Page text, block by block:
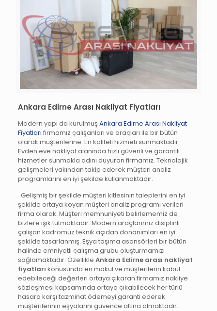
Ankara Edirne Arası Nakliyat Fiyatları
Modern yapı da kurulmuş Ankara Edirne Arası Nakliyat
Fiyatları firmamız çalışanları ve araçları ile bir bütün
olarak müşterilerine. En kaliteli hizmeti sunmaktadır.
Evden eve nakliyat alanında hızlı güvenli ve garantili
hizmetler sunmakla adını duyuran firmamız. Teknolojik
gelişmeleri yakından takip ederek müşteri analiz
programlarını en iyi şekilde kullanmaktadır.
Gelişmiş bir şekilde müşteri kitlesinin taleplerini en iyi
şekilde ortaya koyan müşteri analiz programı verileri
firma olarak. Müşteri memnuniyeti belirlememiz de
bizlere ışık tutmaktadır. Modern araçlarımız disiplinli
çalışan kadromuz teknik açıdan donanımları en iyi
şekilde tasarlanmış. Eşya taşıma asansörleri bir bütün
halinde emniyetli çalışma grubu oluşturmamızı
sağlamaktadır. Özellikle Ankara Edirne arası nakliyat
fiyatları konusunda en makul ve müşterilerin kabul
edebileceği değerleri ortaya çıkaran firmamız nakliye
sözleşmesi kapsamında ortaya çıkabilecek her türlü
hasara karşı tazminat ödemeyi garanti ederek
müşterilerinin eşyalarını güvence altına almaktadır.